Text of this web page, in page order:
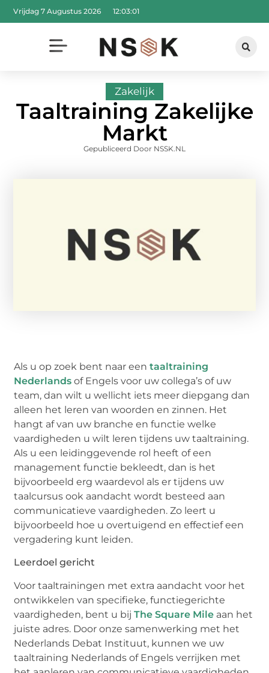
Vrijdag 7 Augustus 2026 12:03:02
Zakelijk
Taaltraining Zakelijke
Markt
Gepubliceerd Door NSSK.NL
Als u op zoek bent naar eentaaltraining
Nederlands of Engels voor uw collega’s of uw
team, dan wilt u wellicht iets meer diepgang dan
alleen het leren van woorden en zinnen. Het
hangt af van uw branche en functie welke
vaardigheden u wilt leren tijdens uw taaltraining.
Als u een leidinggevende rol heeft of een
management functie bekleedt, dan is het
bijvoorbeeld erg waardevol als er tijdens uw
taalcursus ook aandacht wordt besteed aan
communicatieve vaardigheden. Zo leert u
bijvoorbeeld hoe u overtuigend en effectief een
vergadering kunt leiden.
Leerdoel gericht
Voor taaltrainingen met extra aandacht voor het
ontwikkelen van specifieke, functiegerichte
vaardigheden, bent u bijThe Square Mile aan het
juiste adres. Door onze samenwerking met het
Nederlands Debat Instituut, kunnen we uw
taaltraining Nederlands of Engels verrijken met